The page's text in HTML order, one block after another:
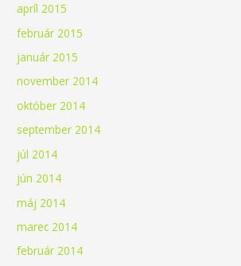
apríl 2015
február 2015
január 2015
november 2014
október 2014
september 2014
júl 2014
jún 2014
máj 2014
marec 2014
február 2014